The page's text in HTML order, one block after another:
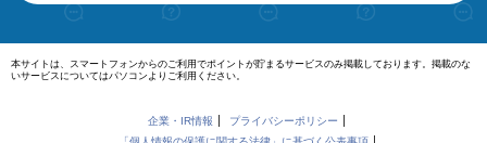
本サイトは、スマートフォンからのご利用でポイントが貯まるサービスのみ掲載しております。掲載のな
いサービスについてはパソコンよりご利用ください。
企業・IR情報
プライバシーポリシー